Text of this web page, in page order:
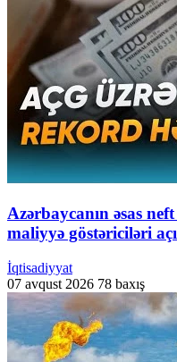
Azərbaycanın əsas
maliyyə göstəriciləri
İqtisadiyyat
07 avqust 2026 78 baxış